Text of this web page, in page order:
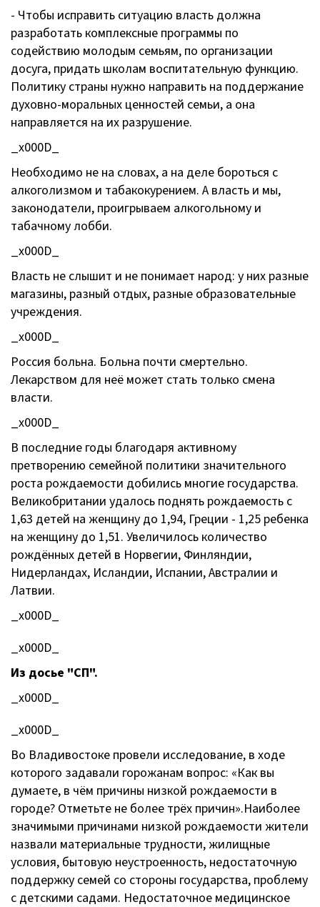
- Чтобы исправить ситуацию власть должна
разработать комплексные программы по
содействию молодым семьям, по организации
досуга, придать школам воспитательную функцию.
Политику страны нужно направить на поддержание
духовно-моральных ценностей семьи, а она
направляется на их разрушение.
_x000D_
Необходимо не на словах, а на деле бороться с
алкоголизмом и табакокурением. А власть и мы,
законодатели, проигрываем алкогольному и
табачному лобби.
_x000D_
Власть не слышит и не понимает народ: у них разные
магазины, разный отдых, разные образовательные
учреждения.
_x000D_
Россия больна. Больна почти смертельно.
Лекарством для неё может стать только смена
власти.
_x000D_
В последние годы благодаря активному
претворению семейной политики значительного
роста рождаемости добились многие государства.
Великобритании удалось поднять рождаемость с
1,63 детей на женщину до 1,94, Греции - 1,25 ребенка
на женщину до 1,51. Увеличилось количество
рождённых детей в Норвегии, Финляндии,
Нидерландах, Исландии, Испании, Австралии и
Латвии.
_x000D_
_x000D_
Из досье "СП".
_x000D_
_x000D_
Во Владивостоке провели исследование, в ходе
которого задавали горожанам вопрос: «Как вы
думаете, в чём причины низкой рождаемости в
городе? Отметьте не более трёх причин».Наиболее
значимыми причинами низкой рождаемости жители
назвали материальные трудности, жилищные
условия, бытовую неустроенность, недостаточную
поддержку семей со стороны государства, проблему
с детскими садами. Недостаточное медицинское